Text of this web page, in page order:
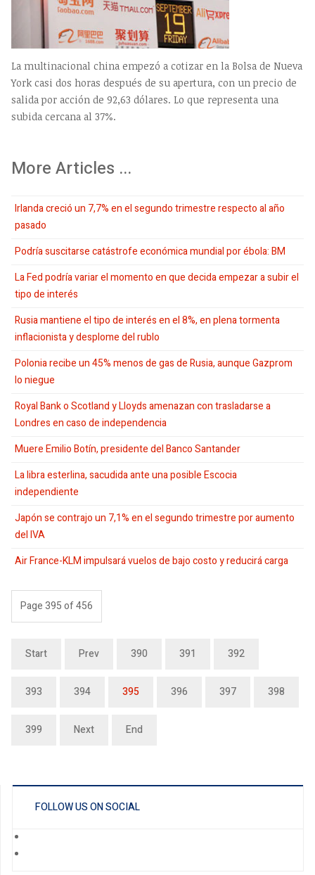
La multinacional china empezó a cotizar en la Bolsa de Nueva
York casi dos horas después de su apertura, con un precio de
salida por acción de 92,63 dólares. Lo que representa una
subida cercana al 37%.
More Articles ...
Irlanda creció un 7,7% en el segundo trimestre respecto al año
pasado
Podría suscitarse catástrofe económica mundial por ébola: BM
La Fed podría variar el momento en que decida empezar a subir el
tipo de interés
Rusia mantiene el tipo de interés en el 8%, en plena tormenta
inflacionista y desplome del rublo
Polonia recibe un 45% menos de gas de Rusia, aunque Gazprom
lo niegue
Royal Bank o Scotland y Lloyds amenazan con trasladarse a
Londres en caso de independencia
Muere Emilio Botín, presidente del Banco Santander
La libra esterlina, sacudida ante una posible Escocia
independiente
Japón se contrajo un 7,1% en el segundo trimestre por aumento
del IVA
Air France-KLM impulsará vuelos de bajo costo y reducirá carga
Page 395 of 456
Start Prev 390 391 392
393 394 395 396 397 398
399 Next End
FOLLOW US ON SOCIAL